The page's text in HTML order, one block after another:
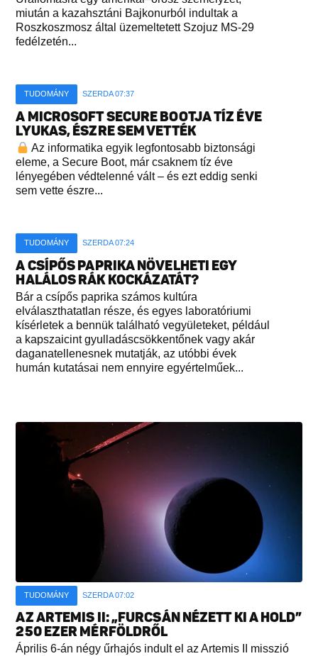
miután a kazahsztáni Bajkonurból indultak a
Roszkoszmosz által üzemeltetett Szojuz MS-29
fedélzetén...
TUDOMÁNY SZERDA 07:37
A MICROSOFT SECURE BOOTJA TÍZ ÉVE
LYUKAS, ÉSZRE SEM VETTÉK
Az informatika egyik legfontosabb biztonsági
eleme, a Secure Boot, már csaknem tíz éve
lényegében védtelenné vált – és ezt eddig senki
sem vette észre...
TUDOMÁNY SZERDA 07:24
A CSÍPŐS PAPRIKA NÖVELHETI EGY
HALÁLOS RÁK KOCKÁZATÁT?
Bár a csípős paprika számos kultúra
elválaszthatatlan része, és egyes laboratóriumi
kísérletek a bennük található vegyületeket, például
a kapszaicint gyulladáscsökkentőnek vagy akár
daganatellenesnek mutatják, az utóbbi évek
humán kutatásai nem ennyire egyértelműek...
TUDOMÁNY SZERDA 07:02
AZ ARTEMIS II: „FURCSÁN NÉZETT KI A HOLD”
250 EZER MÉRFÖLDRŐL
Április 6-án négy űrhajós indult el az Artemis II misszió